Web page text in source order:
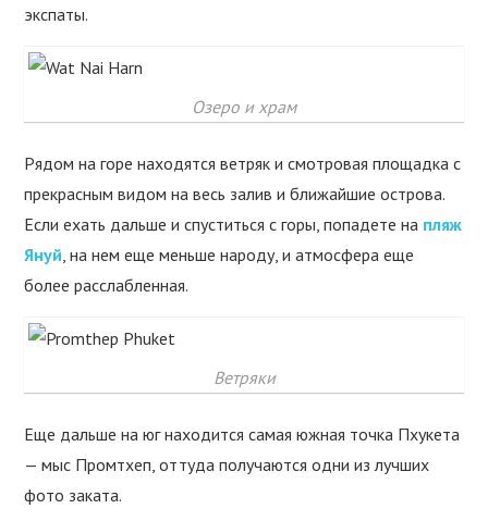
экспаты.
Озеро и храм
Рядом на горе находятся ветряк и смотровая площадка с
прекрасным видом на весь залив и ближайшие острова.
Если ехать дальше и спуститься с горы, попадете на пляж
Януй , на нем еще меньше народу, и атмосфера еще
более расслабленная.
Ветряки
Еще дальше на юг находится самая южная точка Пхукета
— мыс Промтхеп, оттуда получаются одни из лучших
фото заката.